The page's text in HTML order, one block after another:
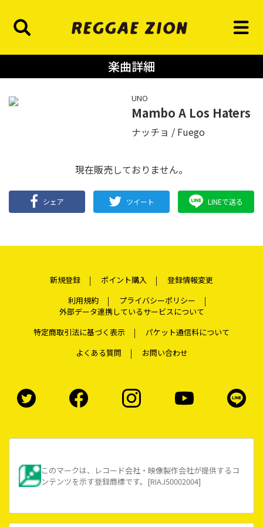
楽曲詳細
UNO
Mambo A Los Haters
ナッチョ Fuego
現在販売しておりません。
シェア ツイート LINEで送る
新規登録 ポイント購入
登録情報変更
利用規約
プライバシーポリシー
外部データ連携しているサービスについて
特定商取引法に基づく表示
パケット通信料について
よくある質問
お問い合わせ
このマークは、レコード会社・映像製作会社が提供するコ
ンテンツを示す登録商標です。[RIAJ50002004]